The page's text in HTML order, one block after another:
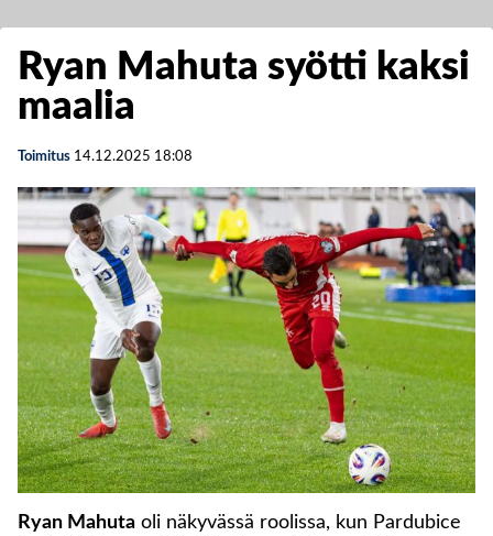
Ryan Mahuta syötti kaksi
maalia
Toimitus 14.12.2025 18:08
Ryan Mahuta oli näkyvässä roolissa, kun Pardubice